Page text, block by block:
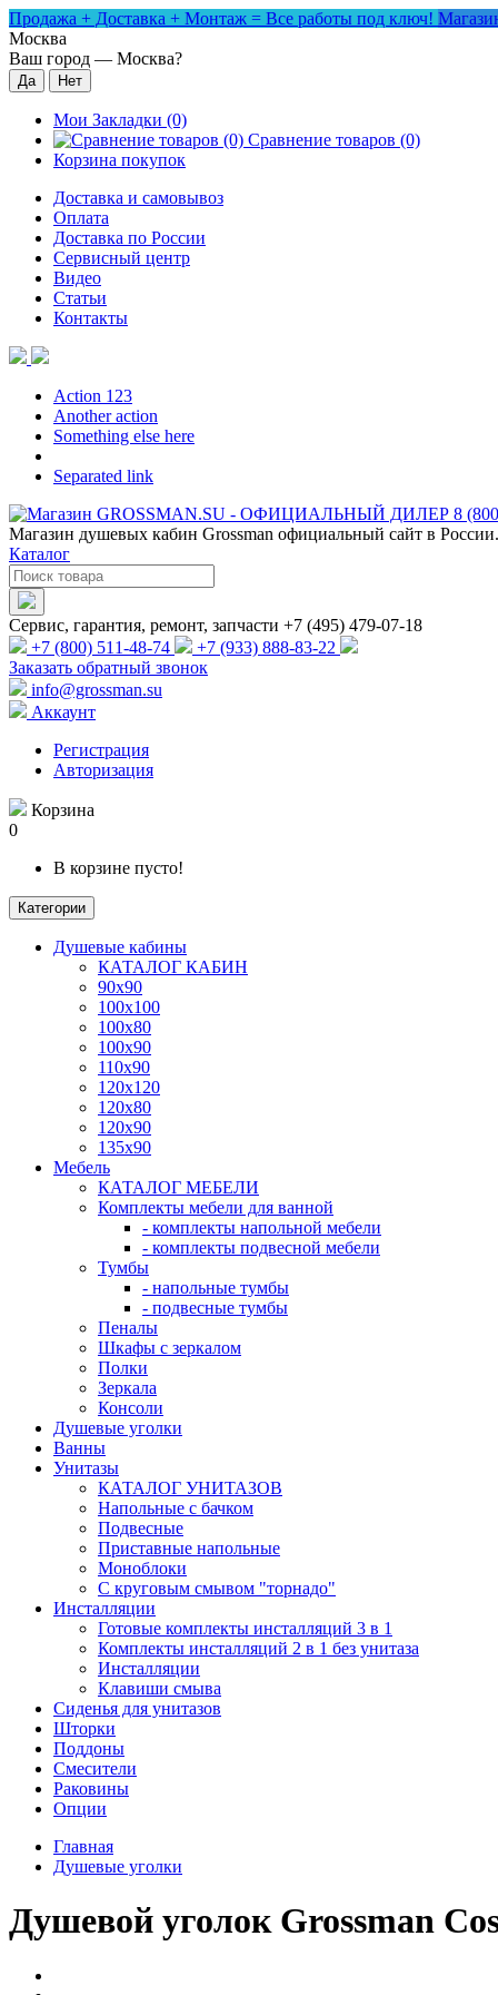
Продажа + Доставка + Монтаж = Все работы под ключ!
Москва
Ваш город — Москва?
Мои Закладки (0)
Сравнение товаров (0)
Корзина покупок
Доставка и самовывоз
Оплата
Доставка по России
Сервисный центр
Видео
Статьи
Контакты
Action 123
Another action
Something else here
Separated link
Магазин душевых кабин Grossman официальный сайт в
Каталог
Сервис, гарантия, ремонт, запчасти +7 (495) 479-07-18
+7 (800) 511-48-74
+7 (933) 888-83-22
Заказать обратный звонок
info@grossman.su
Аккаунт
Регистрация
Авторизация
Корзина
0
В корзине пусто!
Категории
Душевые кабины
КАТАЛОГ КАБИН
90x90
100x100
100x80
100x90
110x90
120x120
120x80
120x90
135x90
Мебель
КАТАЛОГ МЕБЕЛИ
Комплекты мебели для ванной
- комплекты напольной мебели
- комплекты подвесной мебели
Тумбы
- напольные тумбы
- подвесные тумбы
Пеналы
Шкафы с зеркалом
Полки
Зеркала
Консоли
Душевые уголки
Ванны
Унитазы
КАТАЛОГ УНИТАЗОВ
Напольные с бачком
Подвесные
Приставные напольные
Моноблоки
С круговым смывом "торнадо"
Инсталляции
Готовые комплекты инсталляций 3 в 1
Комплекты инсталляций 2 в 1 без унитаза
Инсталляции
Клавиши смыва
Сиденья для унитазов
Шторки
Поддоны
Смесители
Раковины
Опции
Главная
Душевые уголки
Душевой уголок Grossman